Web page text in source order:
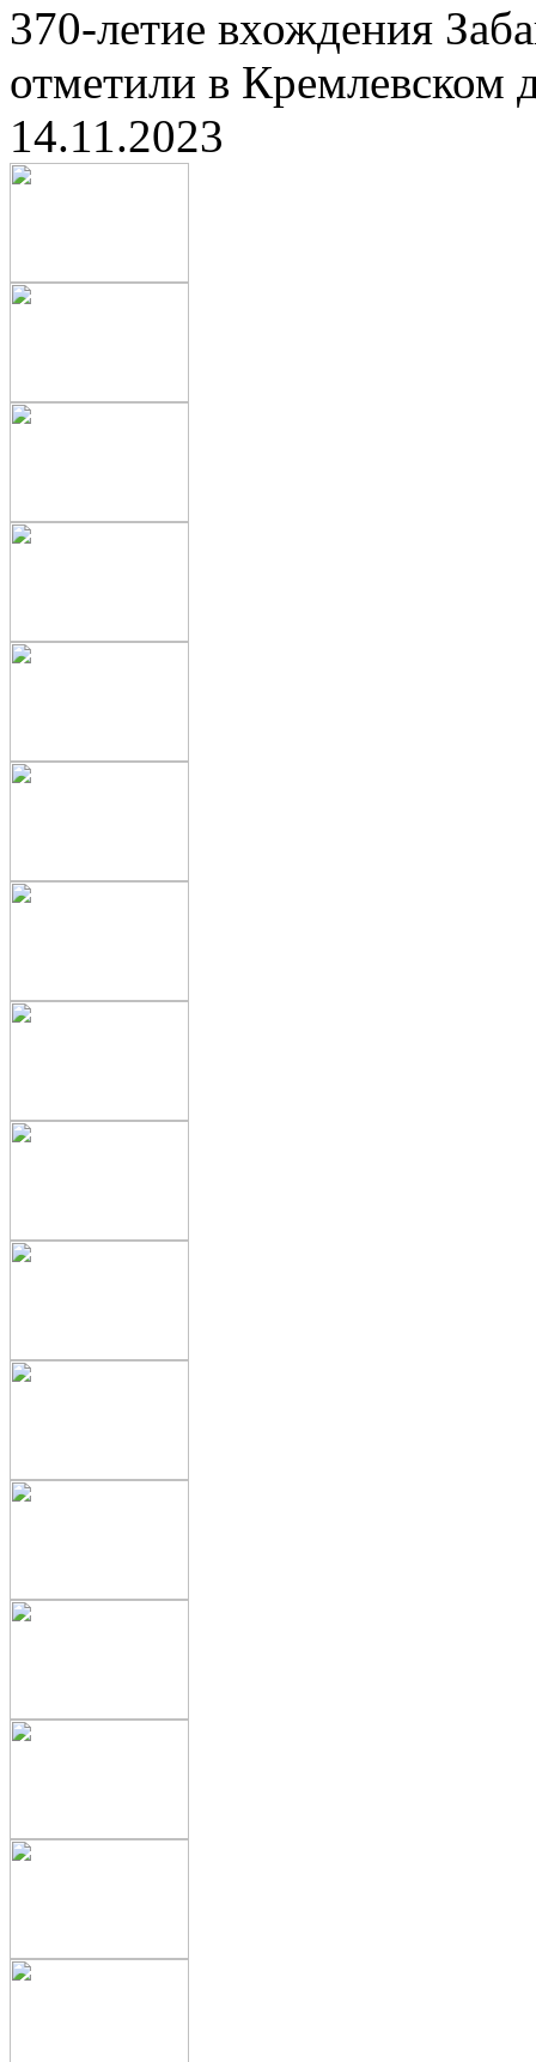
370-летие вхождения
отметили в Кремлевском
14.11.2023